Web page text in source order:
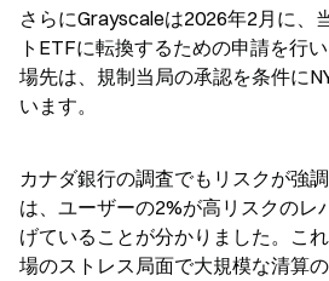
さらにGrayscaleは2026年2月に、
トETFに転換するための申請を行
場先は、規制当局の承認を条件に
います。
カナダ銀行の調査でもリスクが強
は、ユーザーの2%が高リスクのレ
げていることが分かりました。こ
場のストレス局面で大規模な清算